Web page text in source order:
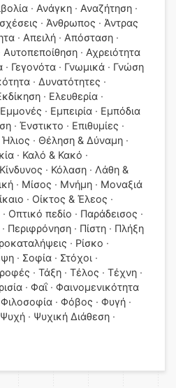
Ανάγκη
Αναζήτηση
Άνθρωπος
Άντρας
Απειλή
Απόσταση
Αυτοπεποίθηση
Αχρειότητα
Γεγονότα Γνωμικά
Γνώση
Δυνατότητες
Ελευθερία
Εμμονές Εμπειρία
Εμπόδια
Ένστικτο
Επιθυμίες
Ήλιος
Θέληση & Δύναμη
Καλό & Κακό
Κίνδυνος Κόλαση
Λάθη &
Μίσος Μνήμη
Μοναξιά
Οίκτος & Έλεος
Οπτικό πεδίο
Παράδεισος
Περιφρόνηση Πίστη
Πλήξη
Ρίσκο
Σοφία
Στόχοι
Τάξη Τέλος
Τέχνη
Φαΐ
Φαινομενικότητα
Φιλοσοφία Φόβος
Φυγή
Ψυχή
Ψυχική Διάθεση